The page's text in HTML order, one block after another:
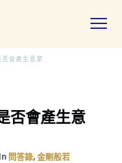
會產生意業
否會產生意
In 問答錄, 金剛般若